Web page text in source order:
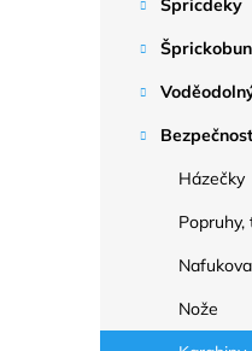
Špricdeky
Házečky
Popruhy,
Nože